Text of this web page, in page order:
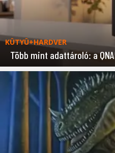
KÜTYÜ+HARDVER
Több mint adattároló: a